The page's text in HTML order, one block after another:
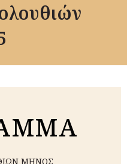
ΜΗΝΟΣ